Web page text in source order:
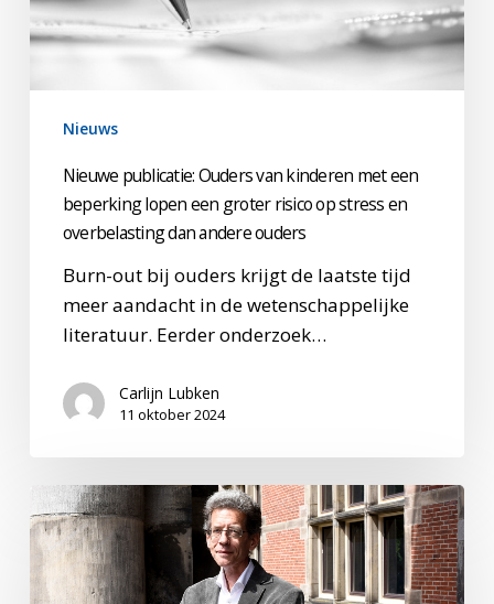
beperking
lopen
risico
stress
andere
ouders
Nieuws
Nieuwe publicatie: Ouders van kinderen met een
beperking lopen een groter risico op stress en
overbelasting dan andere ouders
Burn-out bij ouders krijgt de laatste tijd
meer aandacht in de wetenschappelijke
literatuur. Eerder onderzoek…
Carlijn Lubken
11 oktober 2024
Afscheidslezing
Marcel
Post
bij